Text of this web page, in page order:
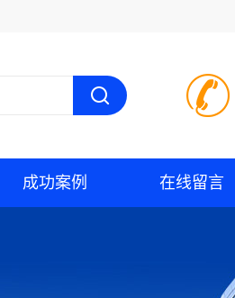
成功案例 在线留言